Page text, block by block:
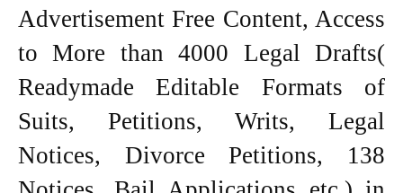
Advertisement Free Content, Access
to More than 4000 Legal Drafts(
Readymade Editable Formats of
Suits, Petitions, Writs, Legal
Notices, Divorce Petitions, 138